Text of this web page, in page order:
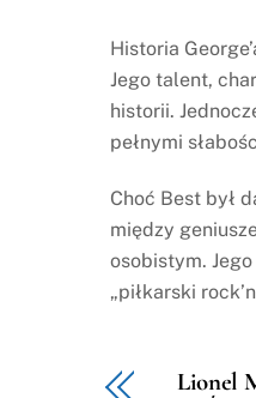
Historia
Jego talent,
historii.
pełnymi
Choć Best był
między
osobistym.
„piłkarski
Lionel